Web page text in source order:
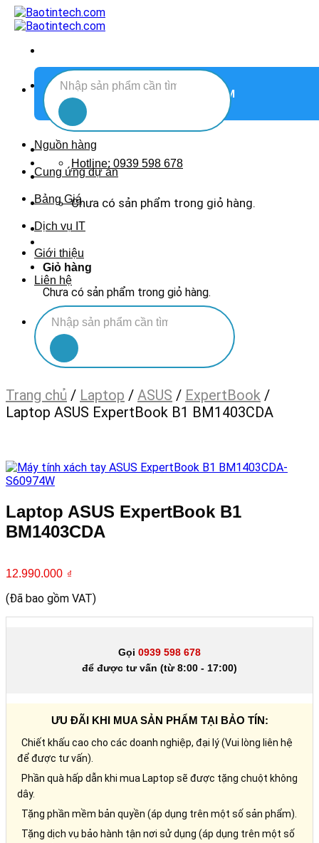
Chuyển
đến
Tìm
kiếm:
Hotline: 0939 598 678
Chưa có sản phẩm trong giỏ hàng.
Giỏ hàng
Chưa có sản phẩm trong giỏ hàng.
DANH MỤC SẢN PHẨM
Nguồn hàng
Cung ứng dự án
Bảng Giá
Dịch vụ IT
Giới thiệu
Liên hệ
Tìm
kiếm:
Trang chủ / Laptop / ASUS / ExpertBook /
Laptop ASUS ExpertBook B1 BM1403CDA
Laptop ASUS ExpertBook B1
BM1403CDA
12.990.000 ₫
(Đã bao gồm VAT)
Gọi 0939 598 678
để được tư vấn (từ 8:00 - 17:00)
ƯU ĐÃI KHI MUA SẢN PHẨM TẠI BẢO TÍN:
Chiết khấu cao cho các doanh nghiệp, đại lý (Vui lòng liên hệ
để được tư vấn).
Phần quà hấp dẫn khi mua Laptop sẽ được tặng chuột không
dây.
Tặng phần mềm bản quyền (áp dụng trên một số sản phẩm).
Tặng dịch vụ bảo hành tận nơi sử dụng (áp dụng trên một số